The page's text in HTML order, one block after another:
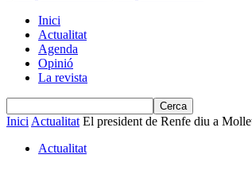
Inici
Actualitat
Agenda
Opinió
La revista
Inici Actualitat El president de Renfe diu a
Actualitat